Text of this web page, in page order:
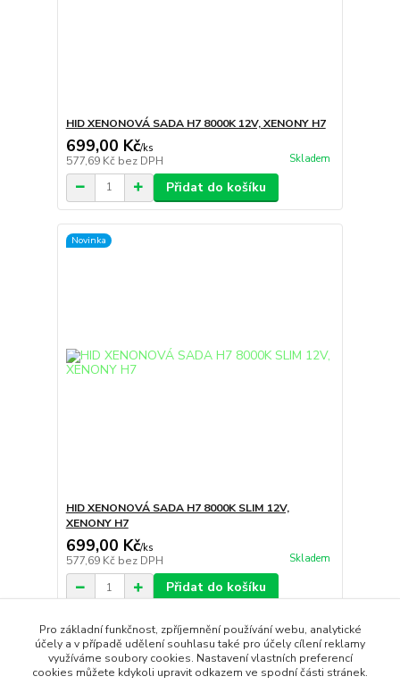
HID XENONOVÁ SADA H7 8000K 12V, XENONY H7
699,00 Kč/ks
577,69 Kč bez DPH Skladem
Přidat do košíku
Novinka
HID XENONOVÁ SADA H7 8000K SLIM 12V,
XENONY H7
699,00 Kč/ks
577,69 Kč bez DPH Skladem
Přidat do košíku
strana z 1
Pro základní funkčnost, zpříjemnění používání webu, analytické
účely a v případě udělení souhlasu také pro účely cílení reklamy
využíváme soubory cookies. Nastavení vlastních preferencí
cookies můžete kdykoli upravit odkazem ve spodní části stránek.